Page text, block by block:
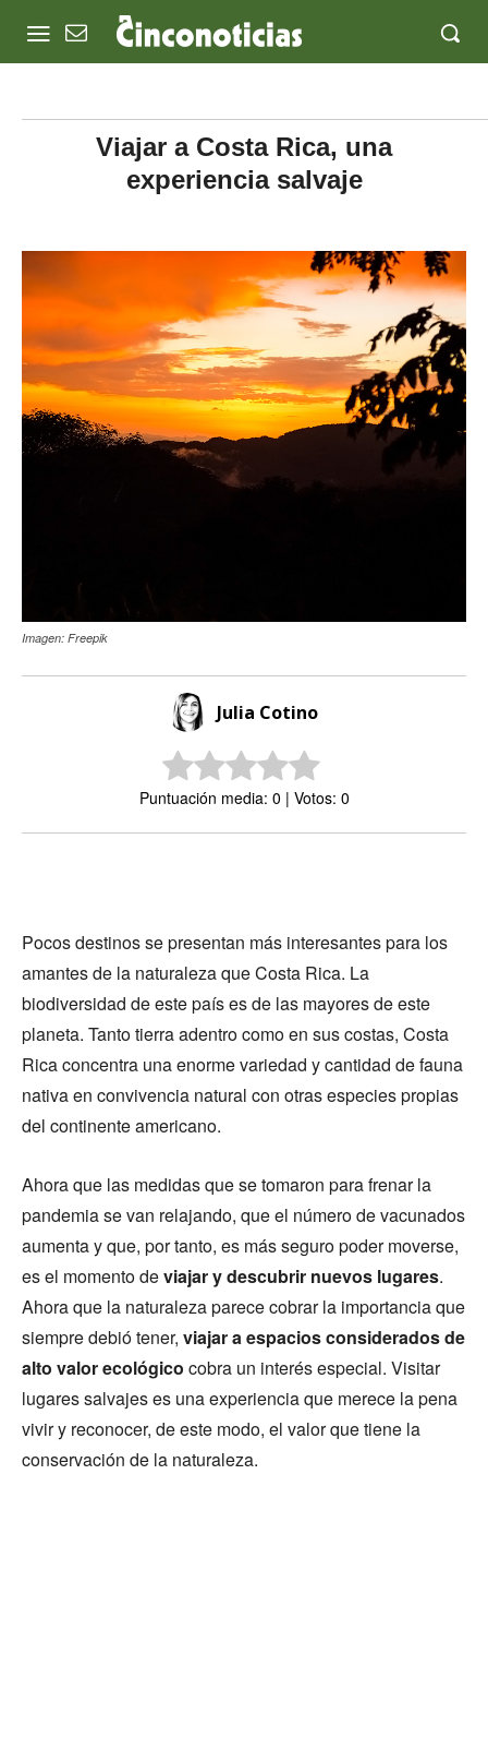
Viajar a Costa Rica, una
experiencia salvaje
Imagen: Freepik
Julia Cotino
Puntuación media: 0 | Votos: 0
Pocos destinos se presentan más interesantes para los
amantes de la naturaleza que Costa Rica. La
biodiversidad de este país es de las mayores de este
planeta. Tanto tierra adentro como en sus costas, Costa
Rica concentra una enorme variedad y cantidad de fauna
nativa en convivencia natural con otras especies propias
del continente americano.
Ahora que las medidas que se tomaron para frenar la
pandemia se van relajando, que el número de vacunados
aumenta y que, por tanto, es más seguro poder moverse,
es el momento deviajar y descubrir nuevos lugares.
Ahora que la naturaleza parece cobrar la importancia que
siempre debió tener, viajar a espacios considerados de
alto valor ecológico cobra un interés especial. Visitar
lugares salvajes es una experiencia que merece la pena
vivir y reconocer, de este modo, el valor que tiene la
conservación de la naturaleza.